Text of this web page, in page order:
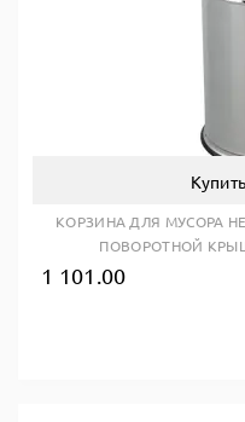
КОРЗИНА ДЛЯ МУСОРА
ПОВОРОТНОЙ
1 101.00